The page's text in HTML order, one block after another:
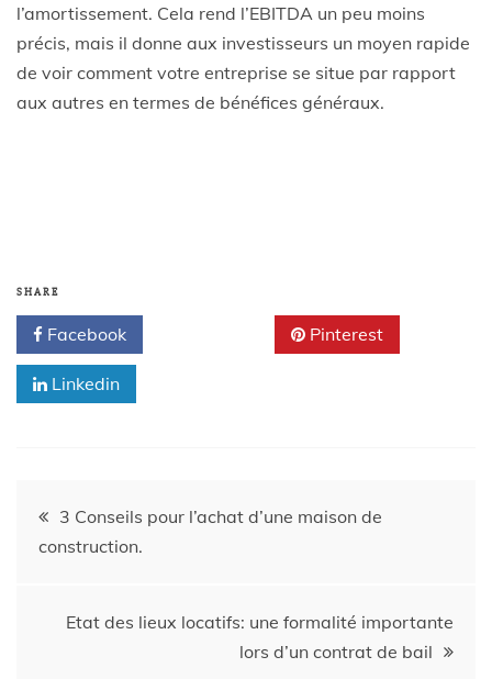
l’amortissement. Cela rend l’EBITDA un peu moins
précis, mais il donne aux investisseurs un moyen rapide
de voir comment votre entreprise se situe par rapport
aux autres en termes de bénéfices généraux.
SHARE
Facebook Pinterest
Linkedin
3 Conseils pour l’achat d’une maison de
construction.
Etat des lieux locatifs: une formalité importante
lors d’un contrat de bail